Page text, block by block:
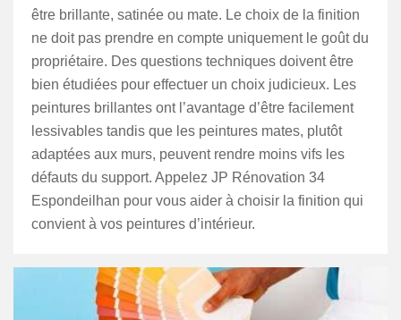
être brillante, satinée ou mate. Le choix de la finition
ne doit pas prendre en compte uniquement le goût du
propriétaire. Des questions techniques doivent être
bien étudiées pour effectuer un choix judicieux. Les
peintures brillantes ont l’avantage d’être facilement
lessivables tandis que les peintures mates, plutôt
adaptées aux murs, peuvent rendre moins vifs les
défauts du support. Appelez JP Rénovation 34
Espondeilhan pour vous aider à choisir la finition qui
convient à vos peintures d’intérieur.